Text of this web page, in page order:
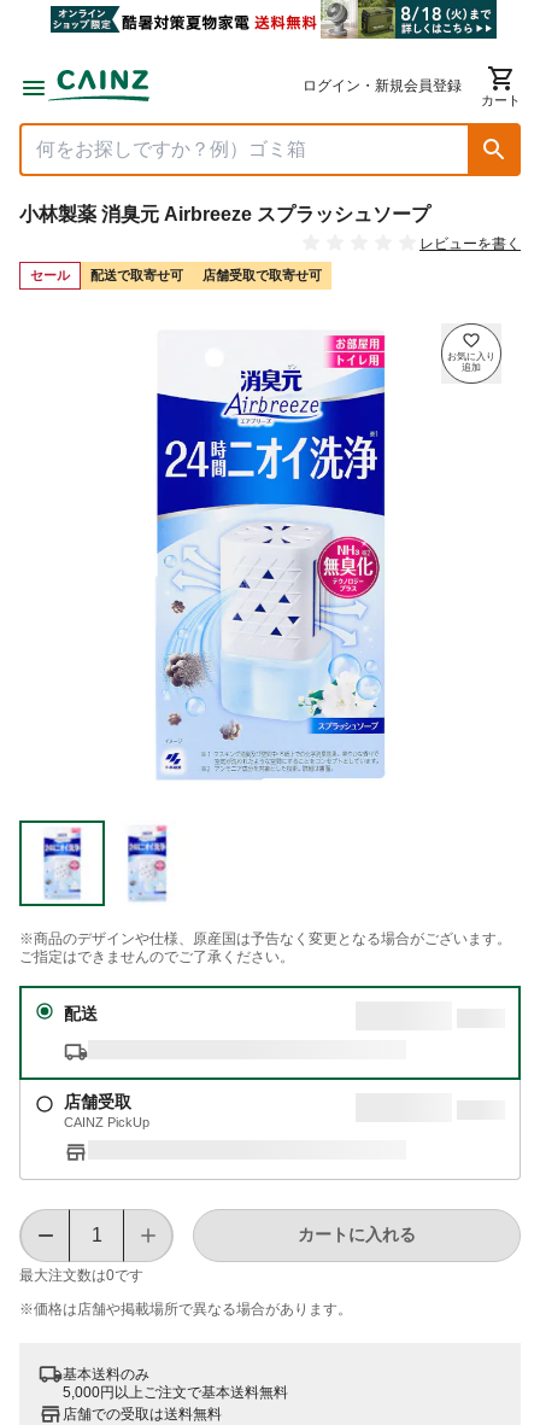
ログイン・新規会員登録
カート
小林製薬 消臭元 Airbreeze スプラッシュソープ
レビューを書く
セール 配送で取寄せ可 店舗受取で取寄せ可
※商品のデザインや仕様、原産国は予告なく変更となる場合がございます。
ご指定はできませんのでご了承ください。
配送
店舗受取
CAINZ PickUp
最大注文数は0です
カートに入れる
※価格は​店舗や​掲載場所で​異なる​場合が​あります。
基本送料のみ
5,000円以上ご注文で基本送料無料
店舗での受取は送料無料